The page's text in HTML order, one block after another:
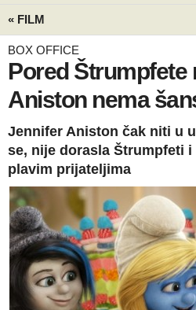
« FILM
BOX OFFICE
Pored Štrumpfete
Aniston nema
Jennifer Aniston čak niti u
se, nije dorasla Štrumpfeti
plavim prijateljima